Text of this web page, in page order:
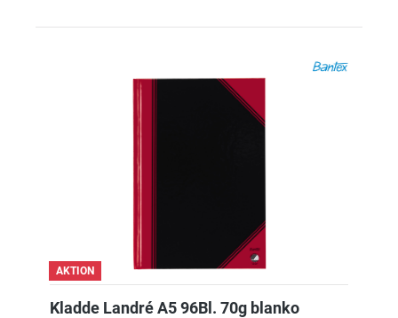
AKTION
Kladde Landré A5 96Bl. 70g blanko